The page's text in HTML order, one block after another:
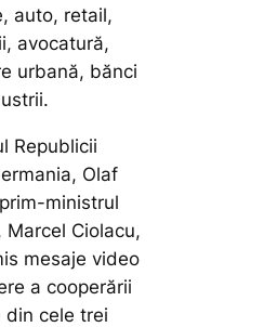
auto, retail,
avocatură,
urbană, bănci
Republicii
Olaf
ministrul
Marcel Ciolacu,
mesaje video
a cooperării
din cele trei